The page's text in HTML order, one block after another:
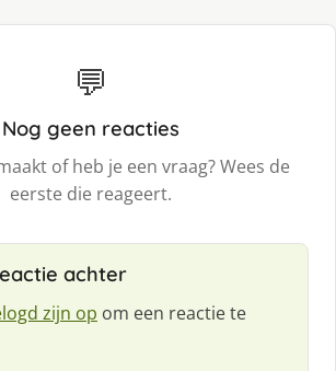
💬
Nog geen reacties
of heb je een vraag? Wees de
eerste die reageert.
achter
zijn op om een reactie te